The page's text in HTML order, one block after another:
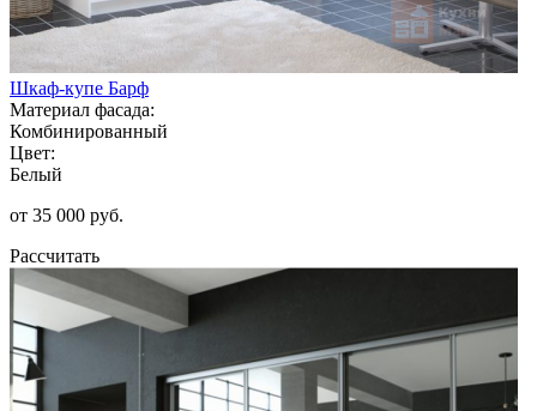
Шкаф-купе Барф
Материал фасада:
Комбинированный
Цвет:
Белый
от 35 000 руб.
Рассчитать